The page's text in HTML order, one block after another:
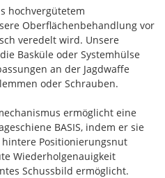
hochvergütetem
Oberflächenbehandlung vor
veredelt wird. Unsere
Basküle oder Systemhülse
an der Jagdwaffe
oder Schrauben.
ermöglicht eine
BASIS, indem er sie
Positionierungsnut
Wiederholgenauigkeit
Schussbild ermöglicht.